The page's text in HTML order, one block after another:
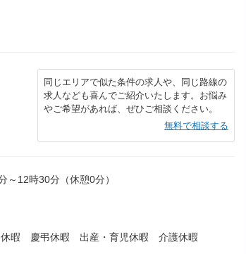
同じエリアで似た条件の求人や、同じ路線の
求人なども喜んでご紹介いたします。お悩み
やご希望があれば、ぜひご相談ください。
無料で相談する
～12時30分（休憩0分）
暇 慶弔休暇 出産・育児休暇 介護休暇